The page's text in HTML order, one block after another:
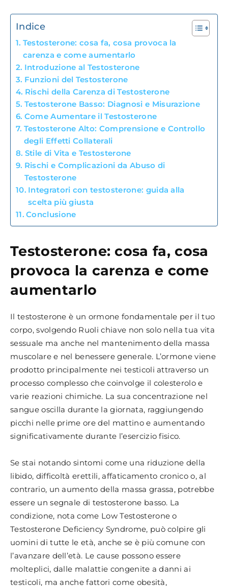
Indice
Testosterone: cosa fa, cosa provoca la
carenza e come aumentarlo
Introduzione al Testosterone
Funzioni del Testosterone
Rischi della Carenza di Testosterone
Testosterone Basso: Diagnosi e Misurazione
Come Aumentare il Testosterone
Testosterone Alto: Comprensione e Controllo
degli Effetti Collaterali
Stile di Vita e Testosterone
Rischi e Complicazioni da Abuso di
Testosterone
Integratori con testosterone: guida alla
scelta più giusta
Conclusione
Testosterone: cosa fa, cosa
provoca la carenza e come
aumentarlo
Il testosterone è un ormone fondamentale per il tuo
corpo, svolgendo Ruoli chiave non solo nella tua vita
sessuale ma anche nel mantenimento della massa
muscolare e nel benessere generale. L’ormone viene
prodotto principalmente nei testicoli attraverso un
processo complesso che coinvolge il colesterolo e
varie reazioni chimiche. La sua concentrazione nel
sangue oscilla durante la giornata, raggiungendo
picchi nelle prime ore del mattino e aumentando
significativamente durante l’esercizio fisico.
Se stai notando sintomi come una riduzione della
libido, difficoltà erettili, affaticamento cronico o, al
contrario, un aumento della massa grassa, potrebbe
essere un segnale di testosterone basso. La
condizione, nota come Low Testosterone o
Testosterone Deficiency Syndrome, può colpire gli
uomini di tutte le età, anche se è più comune con
l’avanzare dell’età. Le cause possono essere
molteplici, dalle malattie congenite a danni ai
testicoli, ma anche fattori come obesità,